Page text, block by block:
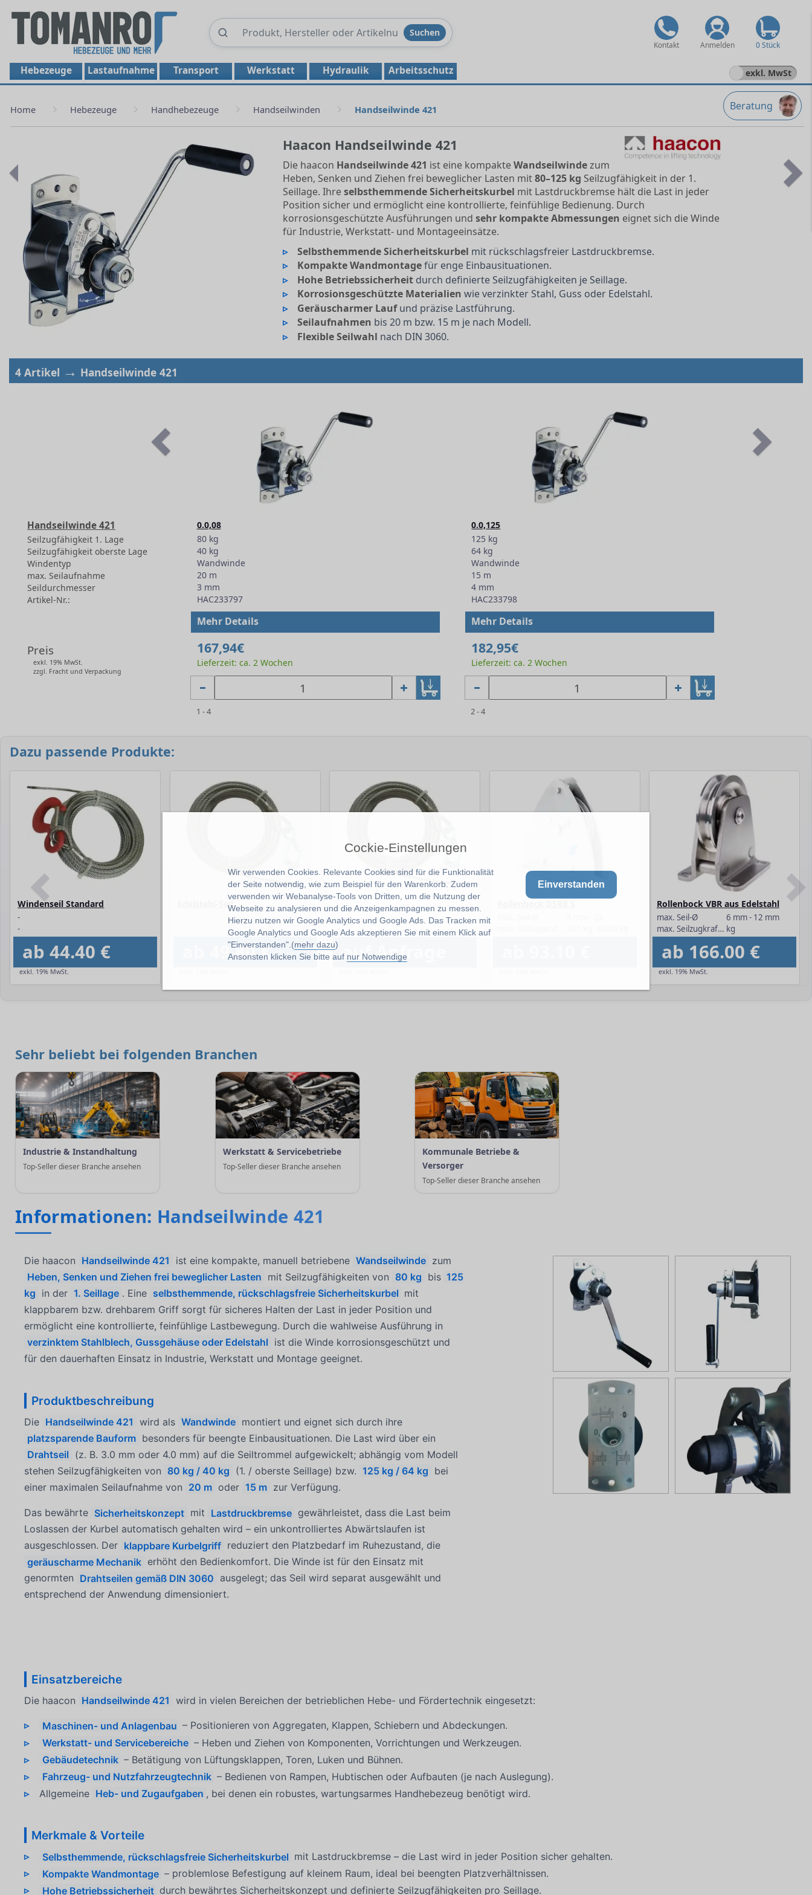
Cockie-Einstellungen
Wir verwenden Cookies. Relevante Cookies sind für die Funktionalität
der Seite notwendig, wie zum Beispiel für den Warenkorb. Zudem
verwenden wir Webanalyse-Tools von Dritten, um die Nutzung der
Webseite zu analysieren und die Anzeigenkampagnen zu messen.
Hierzu nutzen wir Google Analytics und Google Ads. Das Tracken mit
Google Analytics und Google Ads akzeptieren Sie mit einem Klick auf
"Einverstanden".(mehr dazu)
Ansonsten klicken Sie bitte auf nur Notwendige
Einverstanden
Produkte
Suchen
Kontakt Anmelden 0 Stück
Hebezeuge Lastaufnahme Transport Werkstatt Hydraulik Arbeitsschutz exkl. MwSt
Beratung
Home Hebezeuge Handhebezeuge Handseilwinden Handseilwinde 421
Previous
Haacon Handseilwinde 421
Die haacon Handseilwinde 421 ist eine kompakteWandseilwindezum
Heben, Senken und Ziehen frei beweglicher Lasten mit80–125 kg Seilzugfähigkeit in der 1.
Seillage. Ihreselbsthemmende Sicherheitskurbel mit Lastdruckbremse hält die Last in jeder
Position sicher und ermöglicht eine kontrollierte, feinfühlige Bedienung. Durch
korrosionsgeschützte Ausführungen und sehr kompakte Abmessungen eignet sich die Winde
für Industrie, Werkstatt- und Montageeinsätze.
Selbsthemmende Sicherheitskurbel mit rückschlagsfreier Lastdruckbremse.
Kompakte Wandmontagefür enge Einbausituationen.
Hohe Betriebssicherheit durch definierte Seilzugfähigkeiten je Seillage.
Korrosionsgeschützte Materialien wie verzinkter Stahl, Guss oder Edelstahl.
Geräuscharmer Laufund präzise Lastführung.
Seilaufnahmen bis 20 m bzw. 15 m je nach Modell.
Flexible Seilwahl nach DIN 3060.
4 Artikel → Handseilwinde 421
Handseilwinde 421
Seilzugfähigkeit 1. Lage
Seilzugfähigkeit oberste Lage
Windentyp
max. Seilaufnahme
Seildurchmesser
Artikel-Nr.:
Preis
exkl. 19% MwSt.
zzgl. Fracht und Verpackung
0.0,08
80 kg
40 kg
Wandwinde
20 m
3 mm
HAC233797
Mehr Details
167,94€
Lieferzeit: ca. 2 Wochen
1 - 4
0.0,125
125 kg
64 kg
Wandwinde
15 m
4 mm
HAC233798
Mehr Details
182,95€
Lieferzeit: ca. 2 Wochen
2 - 4
Dazu passende Produkte:
Windenseil Standard
-
-
ab 44.40 €
exkl. 19% MwSt.
Edelstahl-Seil
ab 49.80 €
-
-
auf Anfrage
Rollenbock VBR aus Edelstahl
max. Seil-Ø
6 mm - 12 mm
max. Seilzugkraft bei 180° Umlenkung kg
ab 166.00 €
exkl. 19% MwSt.
Sehr beliebt bei folgenden Branchen
Industrie & Instandhaltung
Top-Seller dieser Branche ansehen
Werkstatt & Servicebetriebe
Top-Seller dieser Branche ansehen
Kommunale Betriebe &
Versorger
Top-Seller dieser Branche ansehen
Informationen: Handseilwinde 421
Die haacon Handseilwinde 421 ist eine kompakte, manuell betriebene Wandseilwinde zum
Heben, Senken und Ziehen frei beweglicher Lasten mit Seilzugfähigkeiten von 80 kg bis 125
kg in der 1. Seillage . Eine selbsthemmende, rückschlagsfreie Sicherheitskurbel mit
klappbarem bzw. drehbarem Griff sorgt für sicheres Halten der Last in jeder Position und
ermöglicht eine kontrollierte, feinfühlige Lastbewegung. Durch die wahlweise Ausführung in
verzinktem Stahlblech, Gussgehäuse oder Edelstahl ist die Winde korrosionsgeschützt und
für den dauerhaften Einsatz in Industrie, Werkstatt und Montage geeignet.
Produktbeschreibung
Die Handseilwinde 421 wird als Wandwinde montiert und eignet sich durch ihre
platzsparende Bauform besonders für beengte Einbausituationen. Die Last wird über ein
Drahtseil (z. B. 3.0 mm oder 4.0 mm) auf die Seiltrommel aufgewickelt; abhängig vom Modell
stehen Seilzugfähigkeiten von 80 kg / 40 kg (1. / oberste Seillage) bzw. 125 kg / 64 kg bei
einer maximalen Seilaufnahme von 20 m oder 15 m zur Verfügung.
Das bewährte Sicherheitskonzept mit Lastdruckbremse gewährleistet, dass die Last beim
Loslassen der Kurbel automatisch gehalten wird – ein unkontrolliertes Abwärtslaufen ist
ausgeschlossen. Der klappbare Kurbelgriff reduziert den Platzbedarf im Ruhezustand, die
geräuscharme Mechanik erhöht den Bedienkomfort. Die Winde ist für den Einsatz mit
genormten Drahtseilen gemäß DIN 3060 ausgelegt; das Seil wird separat ausgewählt und
entsprechend der Anwendung dimensioniert.
Einsatzbereiche
Die haacon Handseilwinde 421 wird in vielen Bereichen der betrieblichen Hebe- und Fördertechnik eingesetzt:
Maschinen- und Anlagenbau – Positionieren von Aggregaten, Klappen, Schiebern und Abdeckungen.
Werkstatt- und Servicebereiche – Heben und Ziehen von Komponenten, Vorrichtungen und Werkzeugen.
Gebäudetechnik – Betätigung von Lüftungsklappen, Toren, Luken und Bühnen.
Fahrzeug- und Nutzfahrzeugtechnik – Bedienen von Rampen, Hubtischen oder Aufbauten (je nach Auslegung).
Allgemeine Heb- und Zugaufgaben , bei denen ein robustes, wartungsarmes Handhebezeug benötigt wird.
Merkmale & Vorteile
Selbsthemmende, rückschlagsfreie Sicherheitskurbel mit Lastdruckbremse – die Last wird in jeder Position sicher gehalten.
Kompakte Wandmontage – problemlose Befestigung auf kleinem Raum, ideal bei beengten Platzverhältnissen.
Hohe Betriebssicherheit durch bewährtes Sicherheitskonzept und definierte Seilzugfähigkeiten pro Seillage.